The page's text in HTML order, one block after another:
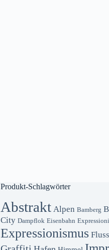
Produkt-Schlagwörter
Abstrakt Alpen Bamberg
City Dampflok Eisenbahn
Expressionismus Fluss